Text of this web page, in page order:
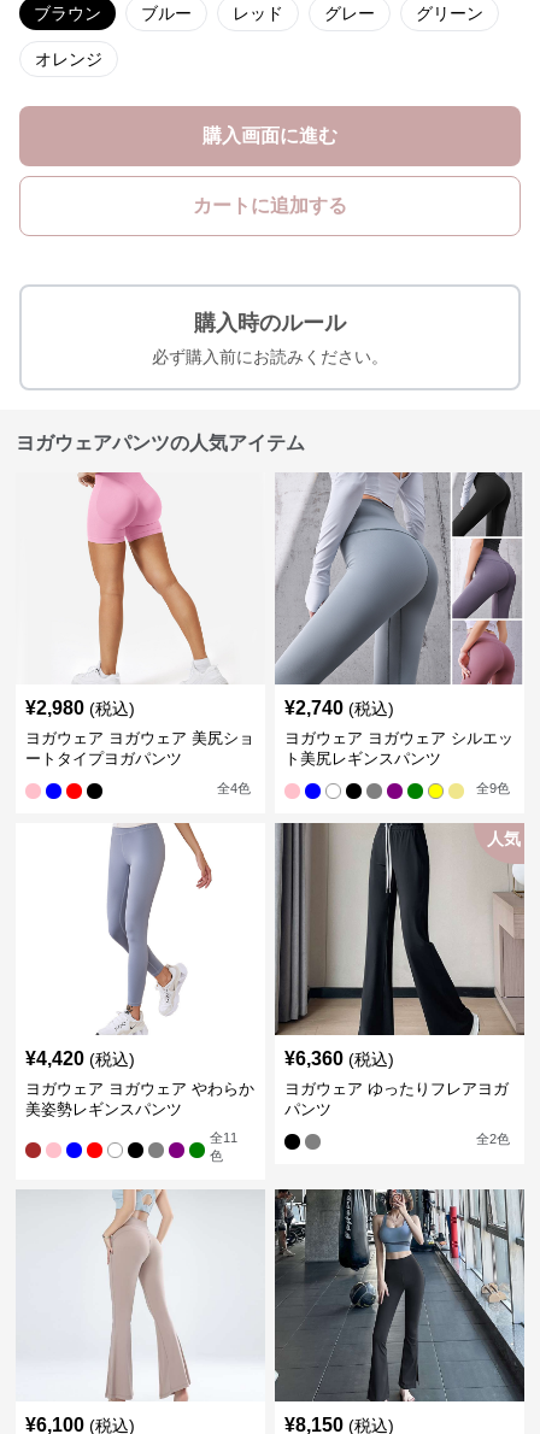
ブラウン ブルー レッド グレー グリーン
オレンジ
購入画面に進む
カートに追加する
購入時のルール
必ず購入前にお読みください。
ヨガウェアパンツの人気アイテム
¥2,980 (税込)
ヨガウェア ヨガウェア 美尻ショ
ートタイプヨガパンツ
全4色
¥2,740 (税込)
ヨガウェア ヨガウェア シルエッ
ト美尻レギンスパンツ
全9色
¥4,420 (税込)
ヨガウェア ヨガウェア やわらか
美姿勢レギンスパンツ
全11
色
人気
¥6,360 (税込)
ヨガウェア ゆったりフレアヨガ
パンツ
全2色
¥6,100 (税込) ¥8,150 (税込)